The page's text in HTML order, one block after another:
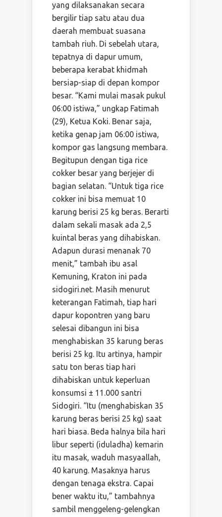
yang dilaksanakan secara
bergilir tiap satu atau dua
daerah membuat suasana
tambah riuh. Di sebelah utara,
tepatnya di dapur umum,
beberapa kerabat khidmah
bersiap-siap di depan kompor
besar. “Kami mulai masak pukul
06:00 istiwa,” ungkap Fatimah
(29), Ketua Koki. Benar saja,
ketika genap jam 06:00 istiwa,
kompor gas langsung membara.
Begitupun dengan tiga rice
cokker besar yang berjejer di
bagian selatan. “Untuk tiga rice
cokker ini bisa memuat 10
karung berisi 25 kg beras. Berarti
dalam sekali masak ada 2,5
kuintal beras yang dihabiskan.
Adapun durasi menanak 70
menit,” tambah ibu asal
Kemuning, Kraton ini pada
sidogiri.net. Masih menurut
keterangan Fatimah, tiap hari
dapur kopontren yang baru
selesai dibangun ini bisa
menghabiskan 35 karung beras
berisi 25 kg. Itu artinya, hampir
satu ton beras tiap hari
dihabiskan untuk keperluan
konsumsi ± 11.000 santri
Sidogiri. “Itu (menghabiskan 35
karung beras berisi 25 kg) saat
hari biasa. Beda halnya bila hari
libur seperti (iduladha) kemarin
itu masak, waduh masyaallah,
40 karung. Masaknya harus
dengan tenaga ekstra. Capai
bener waktu itu,” tambahnya
sambil menggeleng-gelengkan